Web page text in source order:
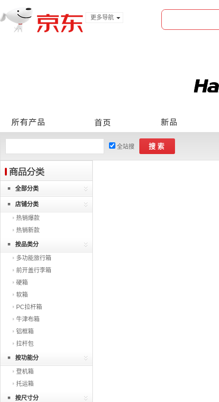
更多导航
全站搜 搜索
全部分类
店铺分类
热销爆款
热销新款
按品类分
多功能旅行箱
前开盖行李箱
硬箱
软箱
PC拉杆箱
牛津布箱
铝框箱
拉杆包
按功能分
登机箱
托运箱
按尺寸分